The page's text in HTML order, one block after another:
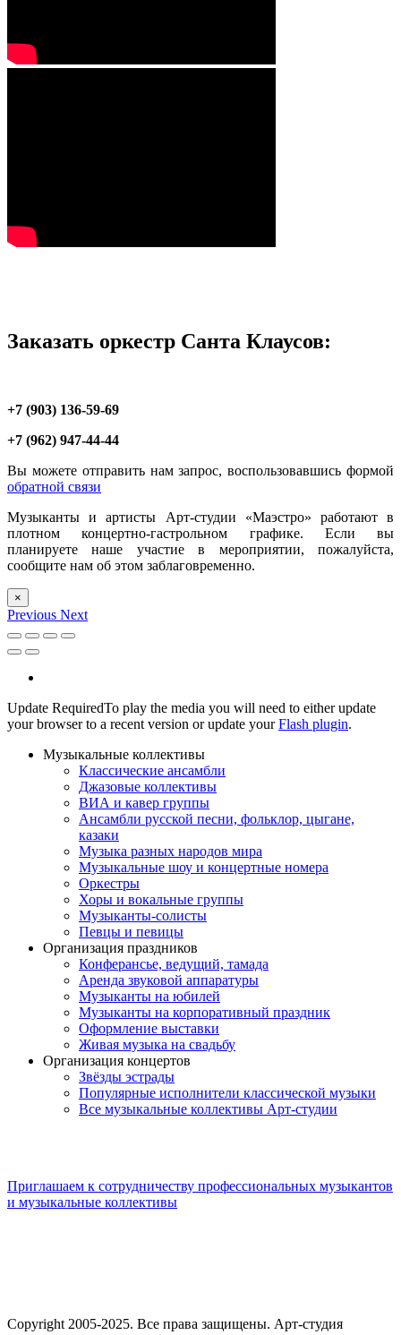
Заказать оркестр Санта Клаусов:
+7 (903) 136-59-69
+7 (962) 947-44-44
Вы можете отправить нам запрос, воспользовавшись формой
обратной связи
Музыканты и артисты Арт-студии «Маэстро» работают в
плотном концертно-гастрольном графике. Если вы
планируете наше участие в мероприятии, пожалуйста,
сообщите нам об этом заблаговременно.
×
Previous Next
Update RequiredTo play the media you will need to either update
your browser to a recent version or update yourFlash plugin.
Музыкальные коллективы
Классические ансамбли
Джазовые коллективы
ВИА и кавер группы
Ансамбли русской песни, фольклор, цыгане,
казаки
Музыка разных народов мира
Музыкальные шоу и концертные номера
Оркестры
Хоры и вокальные группы
Музыканты-солисты
Певцы и певицы
Организация праздников
Конферансье, ведущий, тамада
Аренда звуковой аппаратуры
Музыканты на юбилей
Музыканты на корпоративный праздник
Оформление выставки
Живая музыка на свадьбу
Организация концертов
Звёзды эстрады
Популярные исполнители классической музыки
Все музыкальные коллективы Арт-студии
Приглашаем к сотрудничеству профессиональных музыкантов
и музыкальные коллективы
Copyright 2005-2025. Все права защищены. Арт-студия